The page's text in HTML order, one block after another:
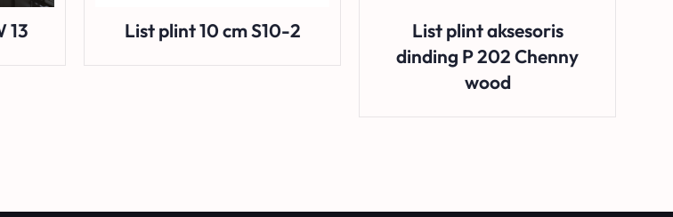
13 List plint 10 cm S10-2
List plint aksesoris
dinding P 202 Chenny
wood